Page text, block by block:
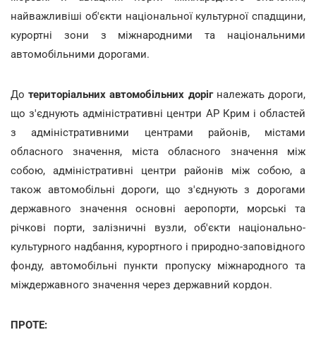
найважливіші об'єкти національної культурної спадщини,
курортні зони з міжнародними та національними
автомобільними дорогами.
Дотериторіальних автомобільних дорігналежать дороги,
що з'єднують адміністративні центри АР Крим і областей
з адміністративними центрами районів, містами
обласного значення, міста обласного значення між
собою, адміністративні центри районів між собою, а
також автомобільні дороги, що з'єднують з дорогами
державного значення основні аеропорти, морські та
річкові порти, залізничні вузли, об'єкти національно-
культурного надбання, курортного і природно-заповідного
фонду, автомобільні пункти пропуску міжнародного та
міждержавного значення через державний кордон.
ПРОТЕ: